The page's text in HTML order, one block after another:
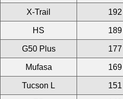
X-Trail 192
HS 189
G50 Plus 177
Mufasa 169
Tucson L 151